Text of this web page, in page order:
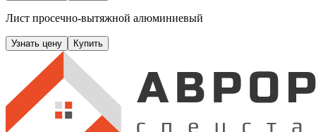
Лист просечно-вытяжной алюминиевый
Узнать цену Купить